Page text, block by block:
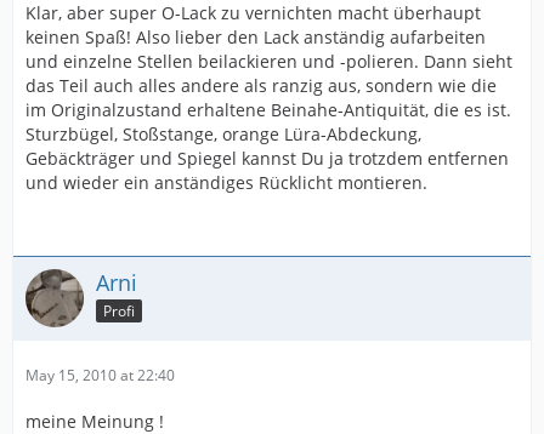
Klar, aber super O-Lack zu vernichten macht überhaupt
keinen Spaß! Also lieber den Lack anständig aufarbeiten
und einzelne Stellen beilackieren und -polieren. Dann sieht
das Teil auch alles andere als ranzig aus, sondern wie die
im Originalzustand erhaltene Beinahe-Antiquität, die es ist.
Sturzbügel, Stoßstange, orange Lüra-Abdeckung,
Gebäckträger und Spiegel kannst Du ja trotzdem entfernen
und wieder ein anständiges Rücklicht montieren.
Arni
Profi
May 15, 2010 at 22:40
meine Meinung !